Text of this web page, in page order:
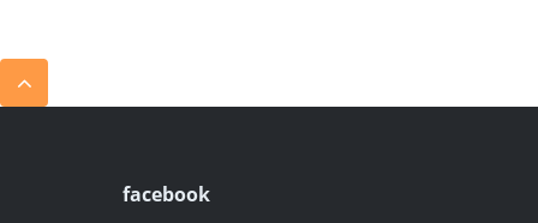
facebook